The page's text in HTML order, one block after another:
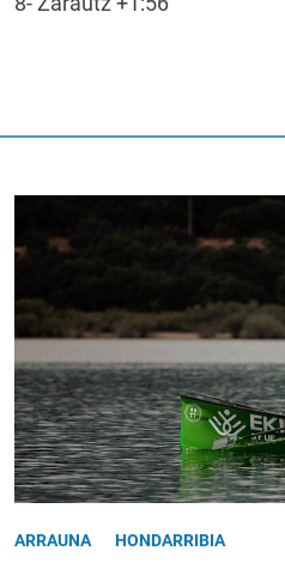
ARRAUNA HONDARRIBIA